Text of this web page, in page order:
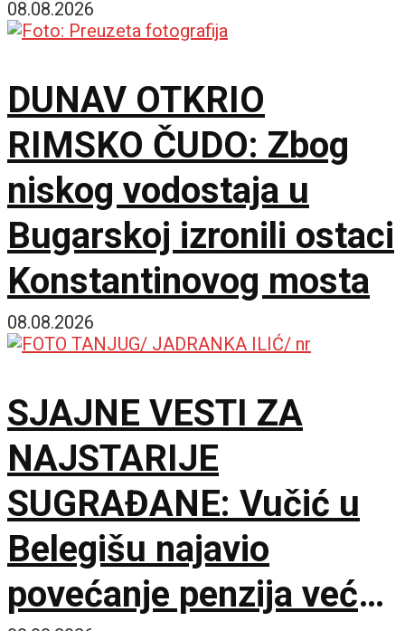
08.08.2026
DUNAV OTKRIO
RIMSKO ČUDO: Zbog
niskog vodostaja u
Bugarskoj izronili ostaci
Konstantinovog mosta
08.08.2026
SJAJNE VESTI ZA
NAJSTARIJE
SUGRAĐANE: Vučić u
Belegišu najavio
povećanje penzija već